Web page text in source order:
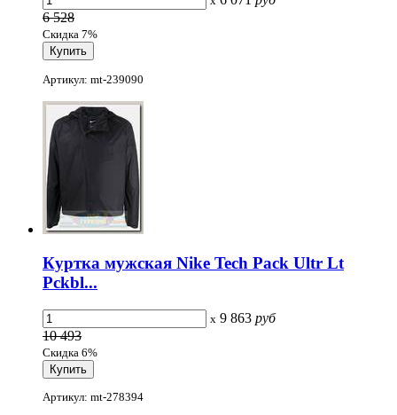
6 528
Скидка 7%
Артикул: mt-239090
Куртка мужская Nike Tech Pack Ultr Lt
Pckbl...
x 9 863 руб
10 493
Скидка 6%
Артикул: mt-278394